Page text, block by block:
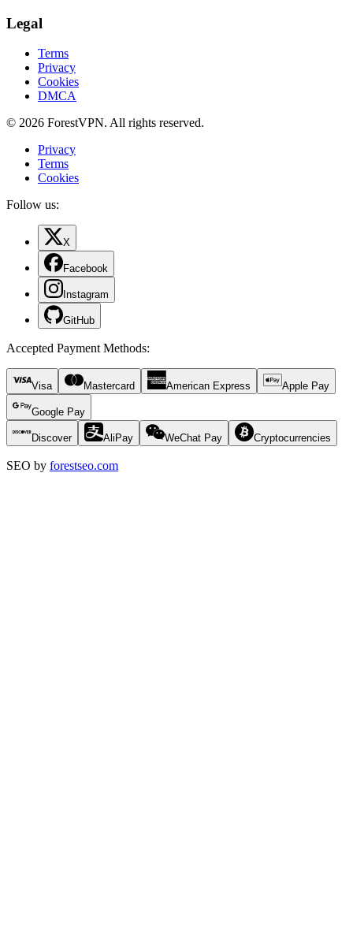
Legal
Terms
Privacy
Cookies
DMCA
© 2026 ForestVPN. All rights reserved.
Privacy
Terms
Cookies
Follow us:
X
Facebook
Instagram
GitHub
Accepted Payment Methods:
Visa Mastercard American Express Apple Pay
Google Pay
Discover AliPay WeChat Pay Cryptocurrencies
SEO by forestseo.com